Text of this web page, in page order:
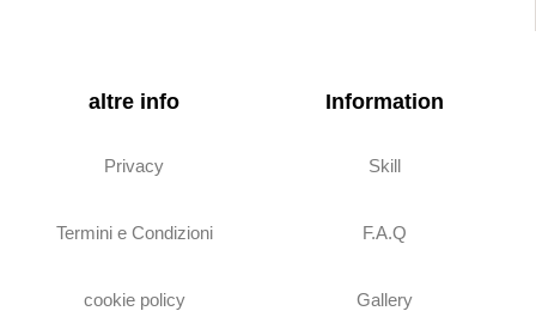
altre info
Privacy
Termini e Condizioni
cookie policy
Information
Skill
F.A.Q
Gallery